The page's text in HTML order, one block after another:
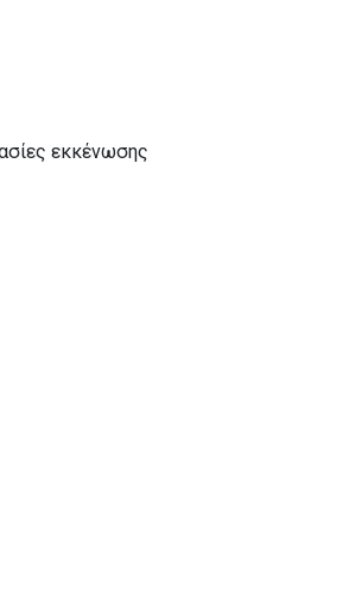
εκκένωσης